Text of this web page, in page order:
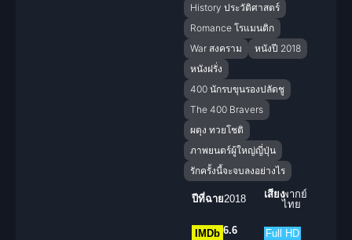
History ประวัติศาสตร์
Romance โรแมนติก
War สงคราม
หนังปี 2018
หนังฝรั่ง
400 นักรบขุนรองปลัดชู
The 400 Bravers
ผดุง ทวยโชติ
ภาพยนตร์ผู้ใหญ่ญี่ปุ่น
รักครั้งนี้จะจบลงอย่างไร
ปีที่ฉาย2018 เสียงพากย์
ไทย
IMDb 6.6 Full HD